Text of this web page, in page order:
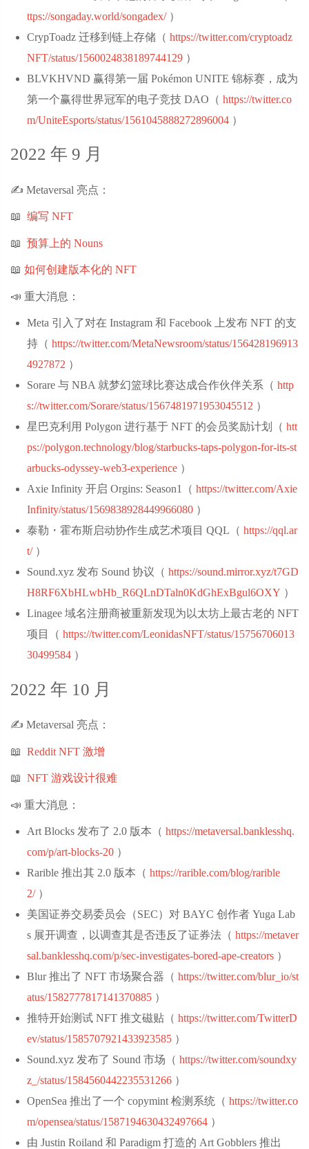
ttps://songaday.world/songadex/ ‌）
CrypToadz 迁移到链上存储（ https://twitter.com/cryptoadz
NFT/status/1560024838189744129 ‌）
BLVKHVND 赢得第一届 Pokémon UNITE 锦标赛，成为
第一个赢得世界冠军的电子竞技 DAO（ https://twitter.co
m/UniteEsports/status/1561045888272896004 ‌）
2022 年 9 月
✍️ Metaversal 亮点：
📖 编写 NFT
📖 预算上的 Nouns
📖 如何创建版本化的 NFT
📣 重大消息：
Meta 引入了对在 Instagram 和 Facebook 上发布 NFT 的支
持（ https://twitter.com/MetaNewsroom/status/156428196913
4927872 ‌）
Sorare 与 NBA 就梦幻篮球比赛达成合作伙伴关系（ http
s://twitter.com/Sorare/status/1567481971953045512 ‌）
星巴克利用 Polygon 进行基于 NFT 的会员奖励计划（ htt
ps://polygon.technology/blog/starbucks-taps-polygon-for-its-st
arbucks-odyssey-web3-experience ‌）
Axie Infinity 开启 Orgins: Season1（ https://twitter.com/Axie
Infinity/status/1569838928449966080 ‌）
泰勒・霍布斯启动协作生成艺术项目 QQL（ https://qql.ar
t/ ‌）
Sound.xyz 发布 Sound 协议（ https://sound.mirror.xyz/t7GD
H8RF6XbHLwbHb_R6QLnDTaln0KdGhExBgul6OXY ‌）
Linagee 域名注册商被重新发现为以太坊上最古老的 NFT
项目（ https://twitter.com/LeonidasNFT/status/15756706013
30499584 ‌）
2022 年 10 月
✍️ Metaversal 亮点：
📖 Reddit NFT 激增
📖 NFT 游戏设计很难
📣 重大消息：
Art Blocks 发布了 2.0 版本（ https://metaversal.banklesshq.
com/p/art-blocks-20 ‌）
Rarible 推出其 2.0 版本（ https://rarible.com/blog/rarible
2/ ‌）
美国证券交易委员会（SEC）对 BAYC 创作者 Yuga Lab
s 展开调查，以调查其是否违反了证券法（ https://metaver
sal.banklesshq.com/p/sec-investigates-bored-ape-creators ‌）
Blur 推出了 NFT 市场聚合器（ https://twitter.com/blur_io/st
atus/1582777817141370885 ‌）
推特开始测试 NFT 推文磁贴（ https://twitter.com/TwitterD
ev/status/1585707921433923585 ‌）
Sound.xyz 发布了 Sound 市场（ https://twitter.com/soundxy
z_/status/1584560442235531266 ‌）
OpenSea 推出了一个 copymint 检测系统（ https://twitter.co
m/opensea/status/1587194630432497664 ‌）
由 Justin Roiland 和 Paradigm 打造的 Art Gobblers 推出